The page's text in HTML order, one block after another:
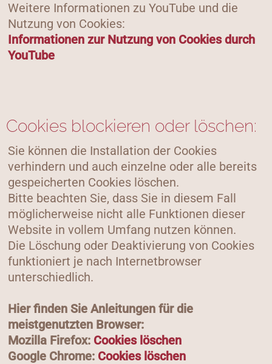
Weitere Informationen zu YouTube und die
Nutzung von Cookies:
Informationen zur Nutzung von Cookies durch
YouTube
Cookies blockieren oder löschen:
Sie können die Installation der Cookies
verhindern und auch einzelne oder alle bereits
gespeicherten Cookies löschen.
Bitte beachten Sie, dass Sie in diesem Fall
möglicherweise nicht alle Funktionen dieser
Website in vollem Umfang nutzen können.
Die Löschung oder Deaktivierung von Cookies
funktioniert je nach Internetbrowser
unterschiedlich.
Hier finden Sie Anleitungen für die
meistgenutzten Browser:
Mozilla Firefox: Cookies löschen
Google Chrome: Cookies löschen